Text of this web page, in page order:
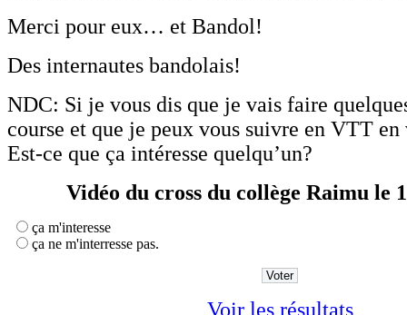
Merci pour eux… et Bandol!
Des internautes bandolais!
NDC: Si je vous dis que je vais faire
course et que je peux vous suivre en VTT
Est-ce que ça intéresse quelqu’un?
Vidéo du cross du collège Raimu le
ça m'interesse
ça ne m'interresse pas.
Voir les résultats